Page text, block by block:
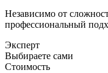
Независимо от
профессиональный
Эксперт
Выбираете сами
Стоимость